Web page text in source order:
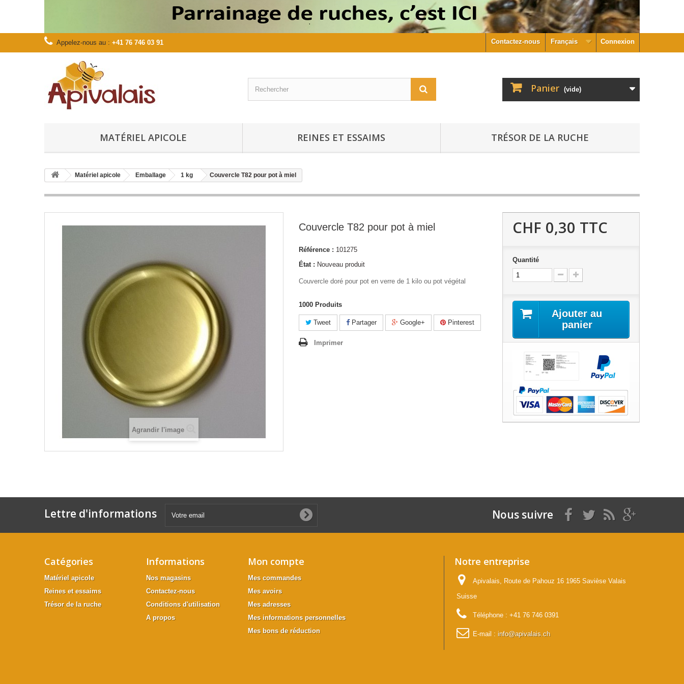
Connexion
Français
Contactez-nous
Appelez-nous au : +41 76 746 03 91
Panier (vide)
MATÉRIEL APICOLE REINES ET ESSAIMS TRÉSOR DE LA RUCHE
Matériel apicole Emballage 1 kg Couvercle T82 pour pot à miel
Agrandir l'image
Couvercle T82 pour pot à miel
Référence : 101275
État : Nouveau produit
Couvercle doré pour pot en verre de 1 kilo ou pot végétal
1000 Produits
Tweet Partager Google+ Pinterest
Imprimer
CHF 0,30 TTC
Quantité
Ajouter au
panier
Lettre d'informations Nous suivre
Catégories
Matériel apicole
Reines et essaims
Trésor de la ruche
Informations
Nos magasins
Contactez-nous
Conditions d'utilisation
A propos
Mon compte
Mes commandes
Mes avoirs
Mes adresses
Mes informations personnelles
Mes bons de réduction
Notre entreprise
Apivalais, Route de Pahouz 16 1965 Savièse Valais
Suisse
Téléphone : +41 76 746 0391
E-mail : info@apivalais.ch